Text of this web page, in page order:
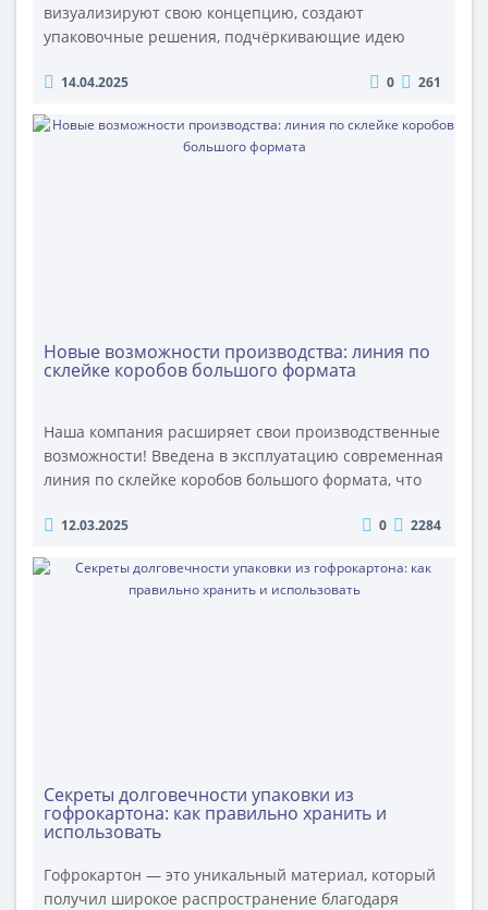
визуализируют свою концепцию, создают
упаковочные решения, подчёркивающие идею
«обёртка» бизнеса помогает контактировать с
целей. Как грамотно через упаковку передать
ценности компании, наладить бренд-коммуникации
14.04.2025 0 261
Новые возможности производства: линия по
склейке коробов большого формата
Наша компания расширяет свои производственные
возможности! Введена в эксплуатацию современная
линия по склейке коробов большого формата, что
упаковку для крупногабаритных товаров. Теперь мы
короба сложной высечки, которые идеально
подходят для упаковки мебели, бытовой техники,
12.03.2025 0 2284
Секреты долговечности упаковки из
гофрокартона: как правильно хранить и
использовать
Гофрокартон — это уникальный материал, который
получил широкое распространение благодаря